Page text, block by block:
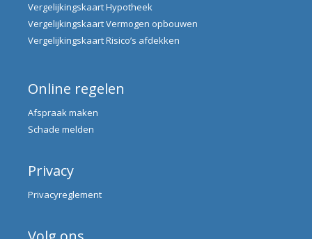
Vergelijkingskaart Hypotheek
Vergelijkingskaart Vermogen opbouwen
Vergelijkingskaart Risico’s afdekken
Online regelen
Afspraak maken
Schade melden
Privacy
Privacyreglement